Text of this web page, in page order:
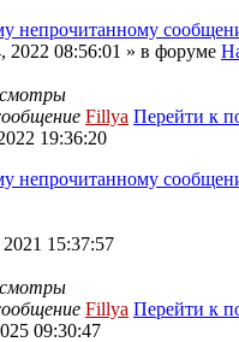
непрочитанному
2022 08:56:01 » в форуме
Fillya Перейти к
19:36:20
непрочитанному
15:37:57
Fillya Перейти к
09:30:47